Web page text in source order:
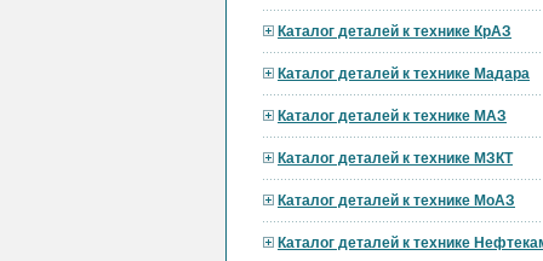
Каталог деталей к технике КрАЗ
Каталог деталей к технике Мадара
Каталог деталей к технике МАЗ
Каталог деталей к технике МЗКТ
Каталог деталей к технике МоАЗ
Каталог деталей к технике